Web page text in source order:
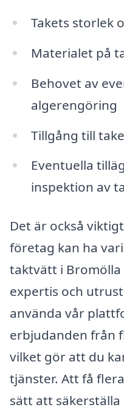
Takets storlek
Materialet på
Behovet av
algerengöring
Tillgång till
Eventuella
inspektion av
Det är också
företag kan ha
taktvätt i
expertis och
använda vår
erbjudanden från
vilket gör att du
tjänster. Att få
sätt att